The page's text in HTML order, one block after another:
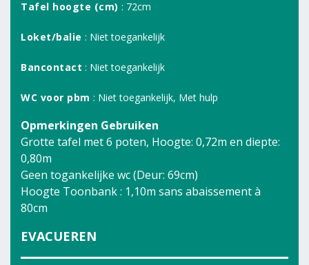
Tafel hoogte (cm) : 72cm
Loket/balie : Niet toegankelijk
Bancontact : Niet toegankelijk
WC voor pbm : Niet toegankelijk, Met hulp
Opmerkingen Gebruiken
Grotte tafel met 6 poten, Hoogte: 0,72m en diepte:
0,80m
Geen togankelijke wc (Deur: 69cm)
Hoogte Toonbank : 1,10m sans abaissement à
80cm
EVACUEREN